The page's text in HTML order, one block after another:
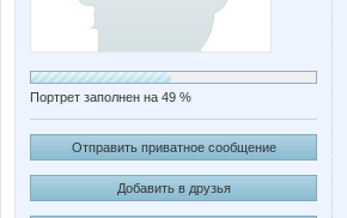
Портрет заполнен на 49 %
Отправить приватное сообщение
Добавить в друзья